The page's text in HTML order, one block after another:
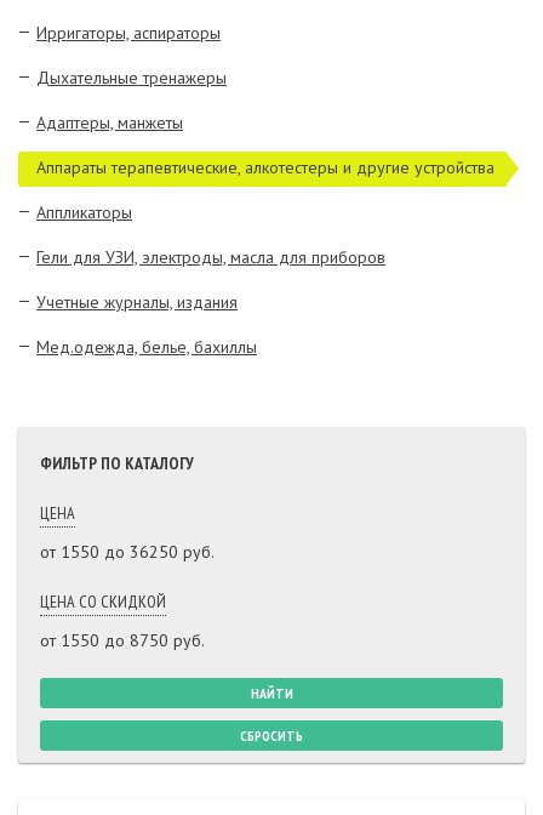
Ирригаторы, аспираторы
Дыхательные тренажеры
Адаптеры, манжеты
Аппараты терапевтические, алкотестеры и другие устройства
Аппликаторы
Гели для УЗИ, электроды, масла для приборов
Учетные журналы, издания
Мед.одежда, белье, бахиллы
ФИЛЬТР ПО КАТАЛОГУ
ЦЕНА
от 1550 до 36250 руб.
ЦЕНА СО СКИДКОЙ
от 1550 до 8750 руб.